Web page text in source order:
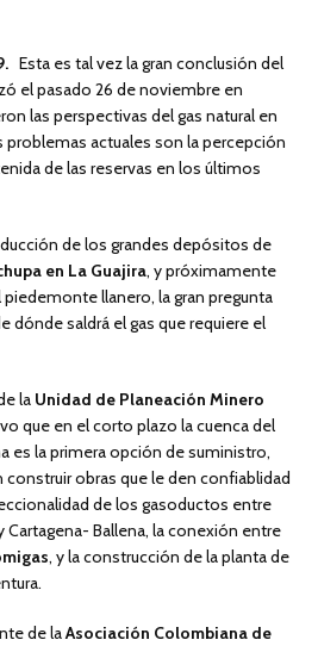
Esta es tal vez la gran conclusión del
el pasado 26 de noviembre en
las perspectivas del gas natural en
actuales son la percepción
de las reservas en los últimos
de los grandes depósitos de
en La Guajira, y próximamente
piedemonte llanero, la gran pregunta
dónde saldrá el gas que requiere el
la Unidad de Planeación Minero
que en el corto plazo la cuenca del
es la primera opción de suministro,
obras que le den confiablidad
de los gasoductos entre
Cartagena- Ballena, la conexión entre
, y la construcción de la planta de
de laAsociación Colombiana de